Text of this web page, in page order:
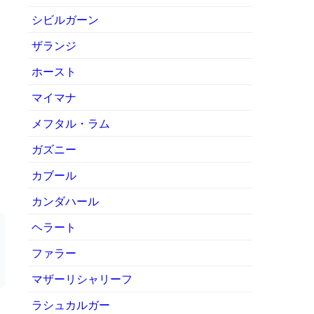
シビルガーン
ザランジ
ホースト
マイマナ
メフタル・ラム
ガズニー
カブール
カンダハール
ヘラート
ファラー
マザーリシャリーフ
ラシュカルガー